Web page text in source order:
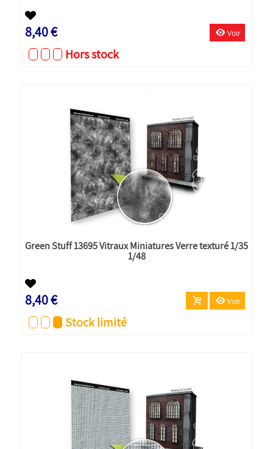
8,40 € Voir
Hors stock
Green Stuff 13695 Vitraux Miniatures Verre texturé 1/35
1/48
8,40 € Voir
Stock limité